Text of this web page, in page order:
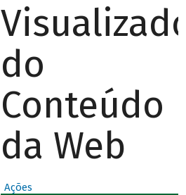
Visualizador
do
Conteúdo
da Web
Ações